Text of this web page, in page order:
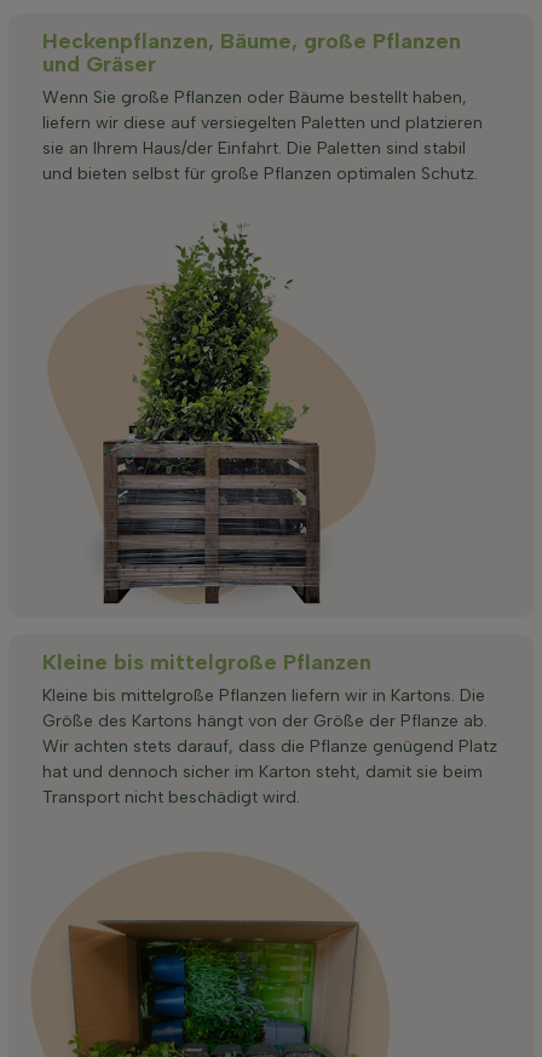
Heckenpflanzen, Bäume, große Pflanzen
und Gräser
Wenn Sie große Pflanzen oder Bäume bestellt haben,
liefern wir diese auf versiegelten Paletten und platzieren
sie an Ihrem Haus/der Einfahrt. Die Paletten sind stabil
und bieten selbst für große Pflanzen optimalen Schutz.
Kleine bis mittelgroße Pflanzen
Kleine bis mittelgroße Pflanzen liefern wir in Kartons. Die
Größe des Kartons hängt von der Größe der Pflanze ab.
Wir achten stets darauf, dass die Pflanze genügend Platz
hat und dennoch sicher im Karton steht, damit sie beim
Transport nicht beschädigt wird.